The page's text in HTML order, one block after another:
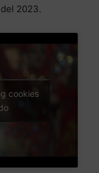
2023.
cookies